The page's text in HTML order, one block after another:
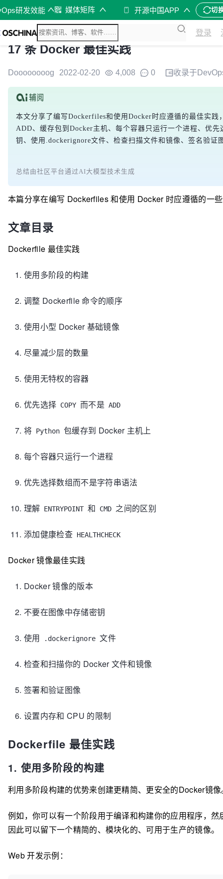
研发效能 媒体矩阵 开源中国APP 切
登录
17 条 Docker 最佳实践
Doooooooog 2022-02-20 4,008 0 收录于
本文分享了编写Dockerfiles和使用Docker时应遵循的最佳实
ADD、缓存包到Docker主机、每个容器只运行一个进程、优
钥、使用.dockerignore文件、检查扫描文件和镜像、签名验
总结由社区平台通过AI大模型技术生成
本篇分享在编写 Dockerfiles 和使用 Docker 时应遵循的一
文章目录
Dockerfile 最佳实践
使用多阶段的构建
调整 Dockerfile 命令的顺序
使用小型 Docker 基础镜像
尽量减少层的数量
使用无特权的容器
优先选择 COPY 而不是 ADD
将 Python 包缓存到 Docker 主机上
每个容器只运行一个进程
优先选择数组而不是字符串语法
理解 ENTRYPOINT 和 CMD 之间的区别
添加健康检查 HEALTHCHECK
Docker 镜像最佳实践
Docker 镜像的版本
不要在图像中存储密钥
使用 .dockerignore 文件
检查和扫描你的 Docker 文件和镜像
签署和验证图像
设置内存和 CPU 的限制
Dockerfile 最佳实践
1. 使用多阶段的构建
利用多阶段构建的优势来创建更精简、更安全的Docker镜
例如，你可以有一个阶段用于编译和构建你的应用程序，
因此可以留下一个精简的、模块化的、可用于生产的镜像。
Web 开发示例：